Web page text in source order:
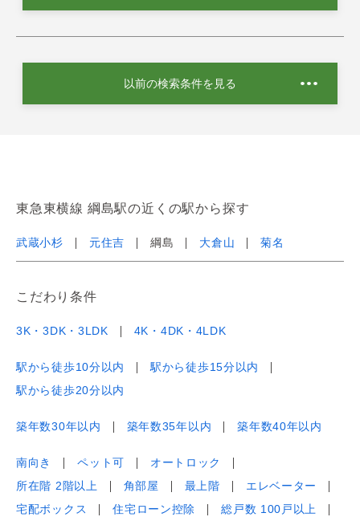
以前の検索条件を見る
東急東横線 綱島駅の近くの駅から探す
武蔵小杉 元住吉 綱島 大倉山 菊名
こだわり条件
3K・3DK・3LDK 4K・4DK・4LDK
駅から徒歩10分以内
駅から徒歩15分以内
駅から徒歩20分以内
築年数30年以内 築年数35年以内 築年数40年以内
南向き ペット可
オートロック
所在階 2階以上
角部屋 最上階
エレベーター
宅配ボックス
住宅ローン控除
総戸数 100戸以上